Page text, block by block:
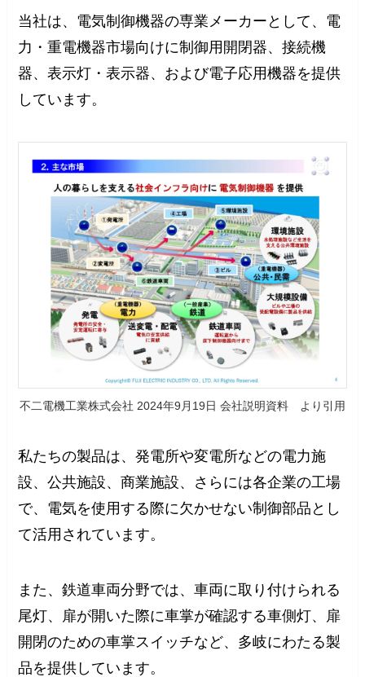
当社は、電気制御機器の専業メーカーとして、電
力・重電機器市場向けに制御用開閉器、接続機
器、表示灯・表示器、および電子応用機器を提供
しています。
不二電機工業株式会社 2024年9月19日 会社説明資料 より引用
私たちの製品は、発電所や変電所などの電力施
設、公共施設、商業施設、さらには各企業の工場
で、電気を使用する際に欠かせない制御部品とし
て活用されています。
また、鉄道車両分野では、車両に取り付けられる
尾灯、扉が開いた際に車掌が確認する車側灯、扉
開閉のための車掌スイッチなど、多岐にわたる製
品を提供しています。